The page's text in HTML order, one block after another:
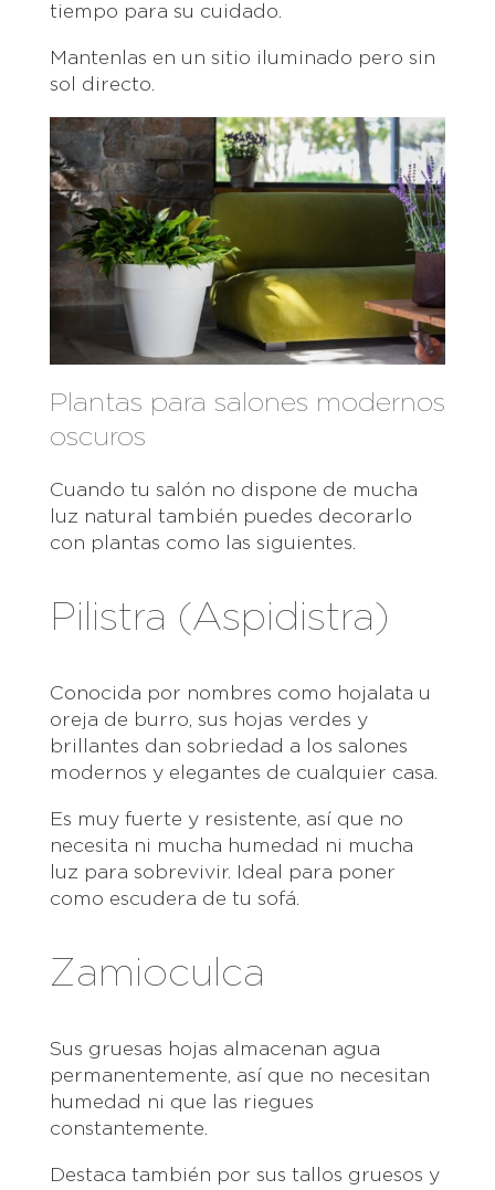
tiempo para su cuidado.
Mantenlas en un sitio iluminado pero sin
sol directo.
Plantas para salones modernos
oscuros
Cuando tu salón no dispone de mucha
luz natural también puedes decorarlo
con plantas como las siguientes.
Pilistra (Aspidistra)
Conocida por nombres como hojalata u
oreja de burro, sus hojas verdes y
brillantes dan sobriedad a los salones
modernos y elegantes de cualquier casa.
Es muy fuerte y resistente, así que no
necesita ni mucha humedad ni mucha
luz para sobrevivir. Ideal para poner
como escudera de tu sofá.
Zamioculca
Sus gruesas hojas almacenan agua
permanentemente, así que no necesitan
humedad ni que las riegues
constantemente.
Destaca también por sus tallos gruesos y